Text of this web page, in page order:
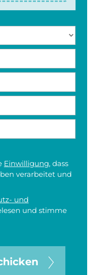
Einwilligung, dass
verarbeitet und
und
und stimme